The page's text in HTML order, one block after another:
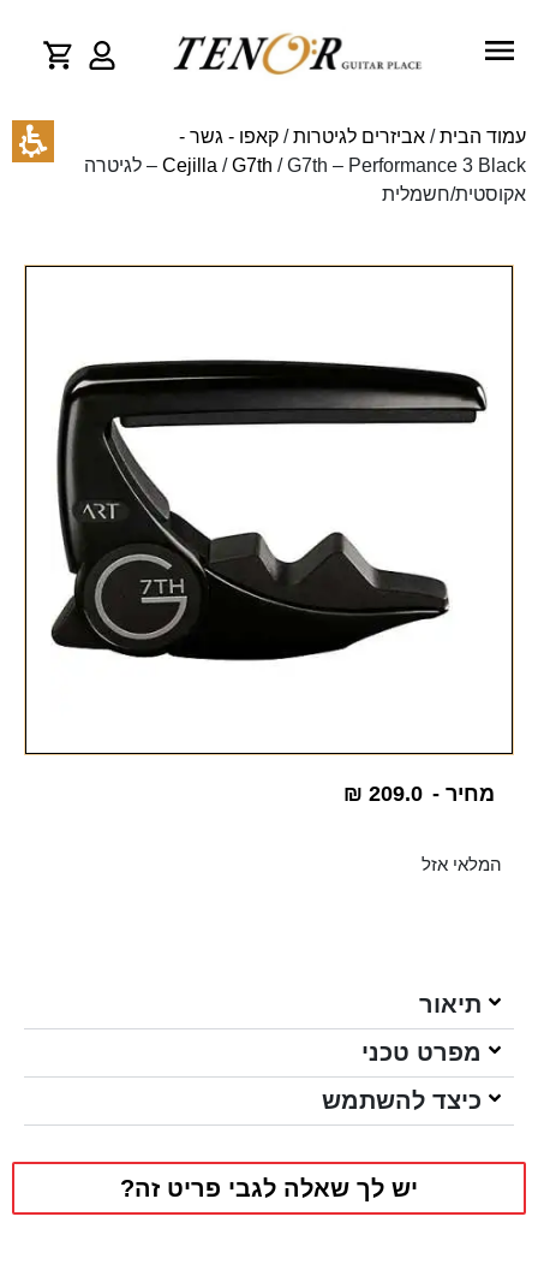
עמוד הבית/ אביזרים לגיטרות/ קאפו - גשר -
Cejilla /G7th
/ G7th – Performance 3 Black – לגיטרה
אקוסטית/חשמלית
מחיר - ₪ 209.0
המלאי אזל
תיאור
מפרט טכני
כיצד להשתמש
יש לך שאלה לגבי פריט זה?